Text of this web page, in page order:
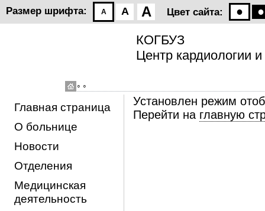
Размер шрифта: A A A Цвет сайта: ● ●
◦ ◦
КОГБУЗ
Центр кардиологии
Главная страница
О больнице
Новости
Отделения
Медицинская
деятельность
Установлен режим
Перейти на главную